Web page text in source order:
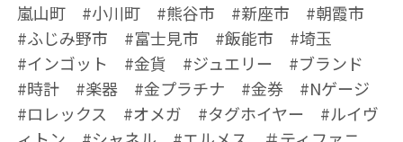
嵐山町 #小川町 #熊谷市 #新座市 #朝霞市
#ふじみ野市 #富士見市 #飯能市 #埼玉
#インゴット #金貨 #ジュエリー #ブランド
#時計 #楽器 #金プラチナ #金券 #Nゲージ
#ロレックス #オメガ #タグホイヤー #ルイヴ